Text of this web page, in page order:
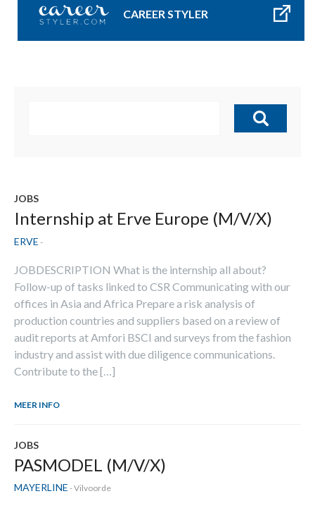
CAREER STYLER
JOBS
Internship at Erve Europe (M/V/X)
ERVE -
JOBDESCRIPTION What is the internship all about?
Follow-up of tasks linked to CSR Communicating with our
offices in Asia and Africa Prepare a risk analysis of
production countries and suppliers based on a review of
audit reports at Amfori BSCI and surveys from the fashion
industry and assist with due diligence communications.
Contribute to the […]
MEER INFO
JOBS
PASMODEL (M/V/X)
MAYERLINE - Vilvoorde